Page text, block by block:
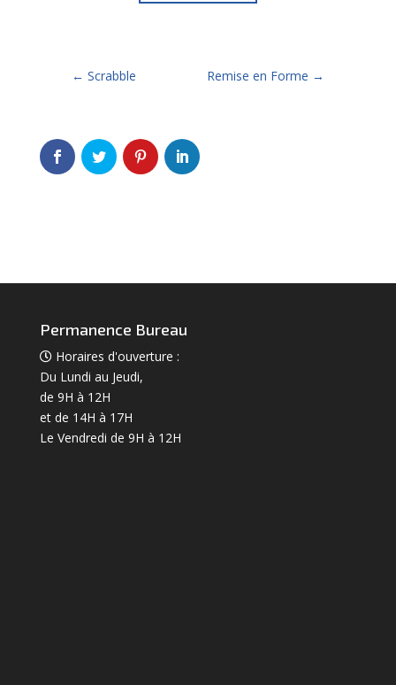
← Scrabble Remise en Forme →
Permanence Bureau
Horaires d'ouverture :
Du Lundi au Jeudi,
de 9H à 12H
et de 14H à 17H
Le Vendredi de 9H à 12H